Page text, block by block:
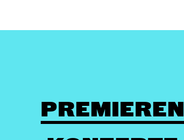
PREMIEREN